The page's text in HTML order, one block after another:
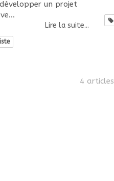
un projet
Lire la suite...
4 articles